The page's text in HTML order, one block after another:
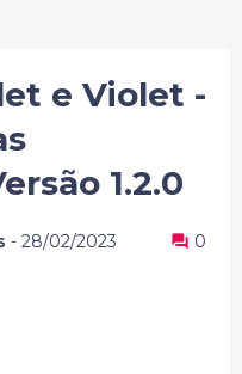
e Violet -
1.2.0
- 28/02/2023 0